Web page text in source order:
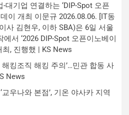
대기업 연결하는 ‘DIP-Spot 오픈
이 개최 이문규 2026.08.06. [IT동
사 김현우, 이하 SBA)은 6일 서울
서 ‘2026 DIP-Spot 오픈이노베이
, 진행했 | KS News
킹조직 해킹 주의’…민관 합동 사
News
우나와 본점’, 기온 야사카 지역